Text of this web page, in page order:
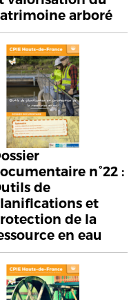
arboré
n°22 :
de
et
de la
en eau